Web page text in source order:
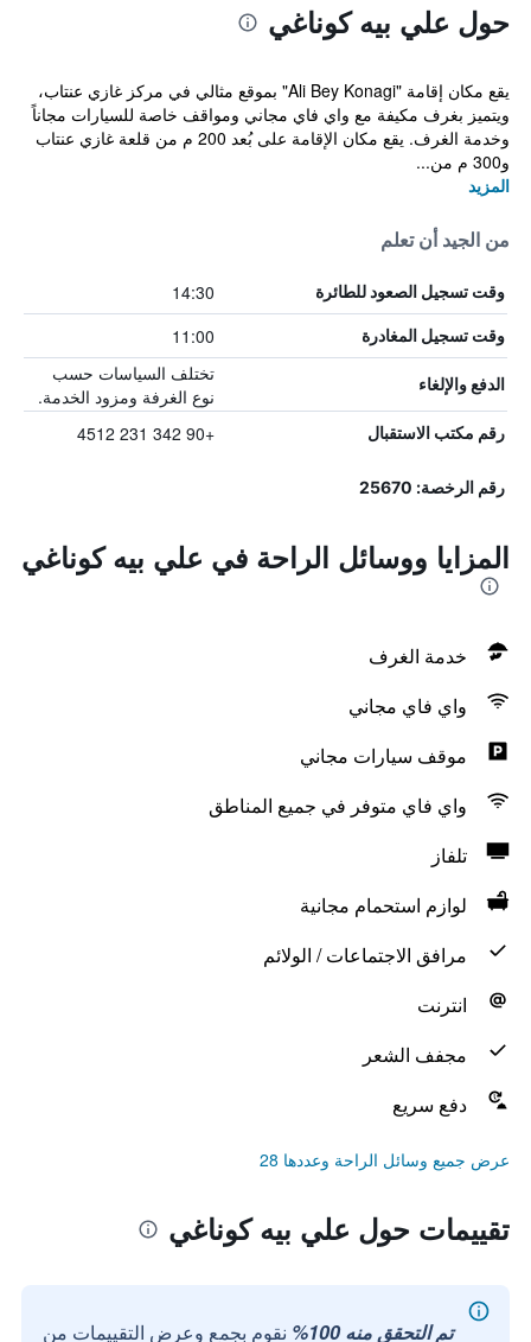
حول علي بيه كوناغي
يقع مكان إقامة "Ali Bey Konagi" بموقع مثالي في مركز غازي عنتاب،
ويتميز بغرف مكيفة مع واي فاي مجاني ومواقف خاصة للسيارات مجاناً
وخدمة الغرف. يقع مكان الإقامة على بُعد 200 م من قلعة غازي عنتاب
و300 م من...
المزيد
من الجيد أن تعلم
وقت تسجيل الصعود للطائرة 14:30
وقت تسجيل المغادرة 11:00
الدفع والإلغاء
تختلف السياسات حسب
نوع الغرفة ومزود الخدمة.
رقم مكتب الاستقبال +90 342 231 4512
رقم الرخصة: 25670
المزايا ووسائل الراحة في علي بيه كوناغي
خدمة الغرف
واي فاي مجاني
موقف سيارات مجاني
واي فاي متوفر في جميع المناطق
تلفاز
لوازم استحمام مجانية
مرافق الاجتماعات / الولائم
انترنت
مجفف الشعر
دفع سريع
عرض جميع وسائل الراحة وعددها 28
تقييمات حول علي بيه كوناغي
تم التحقق منه 100% نقوم بجمع وعرض التقييمات من